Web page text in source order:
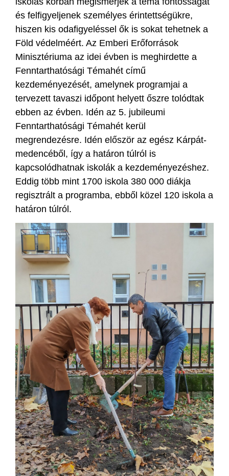
és felfigyeljenek személyes érintettségükre,
hiszen kis odafigyeléssel ők is sokat tehetnek a
Föld védelméért. Az Emberi Erőforrások
Minisztériuma az idei évben is meghirdette a
Fenntarthatósági Témahét című
kezdeményezését, amelynek programjai a
tervezett tavaszi időpont helyett őszre tolódtak
ebben az évben. Idén az 5. jubileumi
Fenntarthatósági Témahét kerül
megrendezésre. Idén először az egész Kárpát-
medencéből, így a határon túlról is
kapcsolódhatnak iskolák a kezdeményezéshez.
Eddig több mint 1700 iskola 380 000 diákja
regisztrált a programba, ebből közel 120 iskola a
határon túlról.